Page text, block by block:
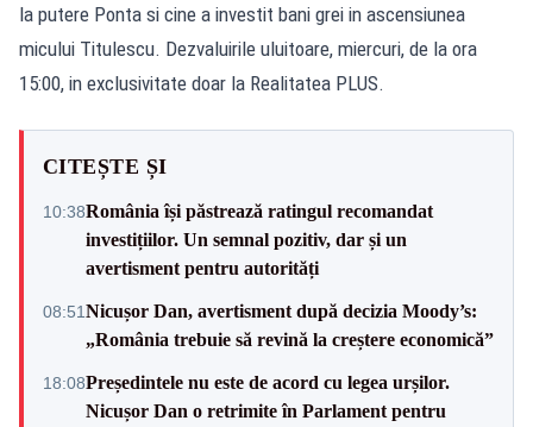
la putere Ponta si cine a investit bani grei in ascensiunea
micului Titulescu. Dezvaluirile uluitoare, miercuri, de la ora
15:00, in exclusivitate doar la Realitatea PLUS.
CITEȘTE ȘI
10:38România își păstrează ratingul recomandat
investițiilor. Un semnal pozitiv, dar și un
avertisment pentru autorități
08:51Nicușor Dan, avertisment după decizia Moody’s:
„România trebuie să revină la creștere economică”
18:08Președintele nu este de acord cu legea urșilor.
Nicușor Dan o retrimite în Parlament pentru